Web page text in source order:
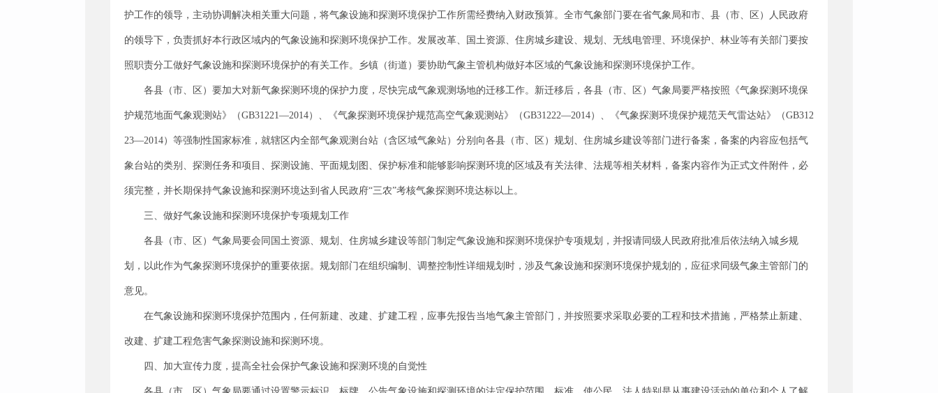
护工作的领导，主动协调解决相关重大问题，将气象设施和探测环境保护工作所需经费纳入财政预算。全市气象部门要在省气象局和市、县（市、区）人民政府
的领导下，负责抓好本行政区域内的气象设施和探测环境保护工作。发展改革、国土资源、住房城乡建设、规划、无线电管理、环境保护、林业等有关部门要按
照职责分工做好气象设施和探测环境保护的有关工作。乡镇（街道）要协助气象主管机构做好本区域的气象设施和探测环境保护工作。
各县（市、区）要加大对新气象探测环境的保护力度，尽快完成气象观测场地的迁移工作。新迁移后，各县（市、区）气象局要严格按照《气象探测环境保
护规范地面气象观测站》（GB31221—2014）、《气象探测环境保护规范高空气象观测站》（GB31222—2014）、《气象探测环境保护规范天气雷达站》（GB312
23—2014）等强制性国家标准，就辖区内全部气象观测台站（含区域气象站）分别向各县（市、区）规划、住房城乡建设等部门进行备案，备案的内容应包括气
象台站的类别、探测任务和项目、探测设施、平面规划图、保护标准和能够影响探测环境的区域及有关法律、法规等相关材料，备案内容作为正式文件附件，必
须完整，并长期保持气象设施和探测环境达到省人民政府“三农”考核气象探测环境达标以上。
三、做好气象设施和探测环境保护专项规划工作
各县（市、区）气象局要会同国土资源、规划、住房城乡建设等部门制定气象设施和探测环境保护专项规划，并报请同级人民政府批准后依法纳入城乡规
划，以此作为气象探测环境保护的重要依据。规划部门在组织编制、调整控制性详细规划时，涉及气象设施和探测环境保护规划的，应征求同级气象主管部门的
意见。
在气象设施和探测环境保护范围内，任何新建、改建、扩建工程，应事先报告当地气象主管部门，并按照要求采取必要的工程和技术措施，严格禁止新建、
改建、扩建工程危害气象探测设施和探测环境。
四、加大宣传力度，提高全社会保护气象设施和探测环境的自觉性